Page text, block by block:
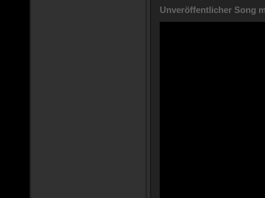
Unveröffentlicher Song